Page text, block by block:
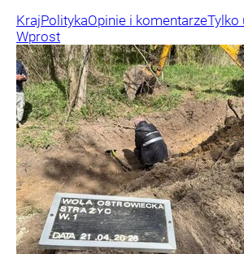
KrajPolitykaOpinie i komentarzeTylko
Wprost